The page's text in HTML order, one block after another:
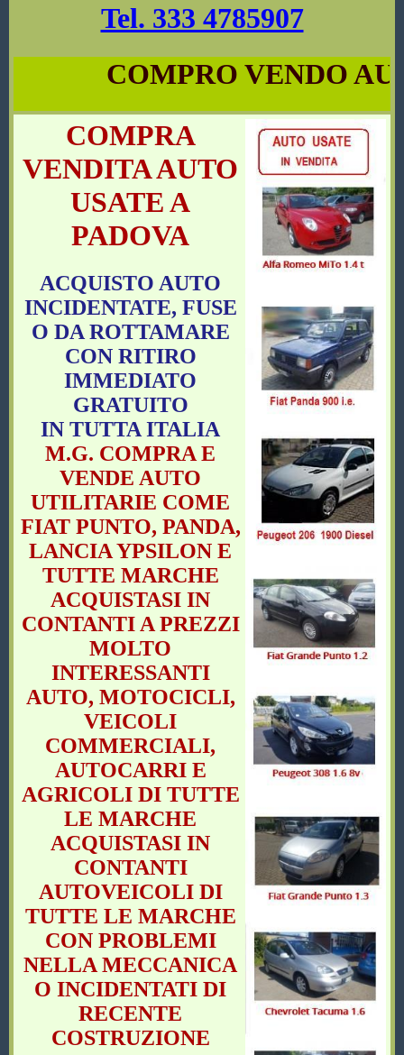
Tel. 333 4785907
COMPRO VENDO
COMPRA
VENDITA AUTO
USATE A
PADOVA
ACQUISTO AUTO
INCIDENTATE, FUSE
O DA ROTTAMARE
CON RITIRO
IMMEDIATO
GRATUITO
IN TUTTA ITALIA
M.G. COMPRA E
VENDE AUTO
UTILITARIE COME
FIAT PUNTO, PANDA,
LANCIA YPSILON E
TUTTE MARCHE
ACQUISTASI IN
CONTANTI A PREZZI
MOLTO
INTERESSANTI
AUTO, MOTOCICLI,
VEICOLI
COMMERCIALI,
AUTOCARRI E
AGRICOLI DI TUTTE
LE MARCHE
ACQUISTASI IN
CONTANTI
AUTOVEICOLI DI
TUTTE LE MARCHE
CON PROBLEMI
NELLA MECCANICA
O INCIDENTATI DI
RECENTE
COSTRUZIONE